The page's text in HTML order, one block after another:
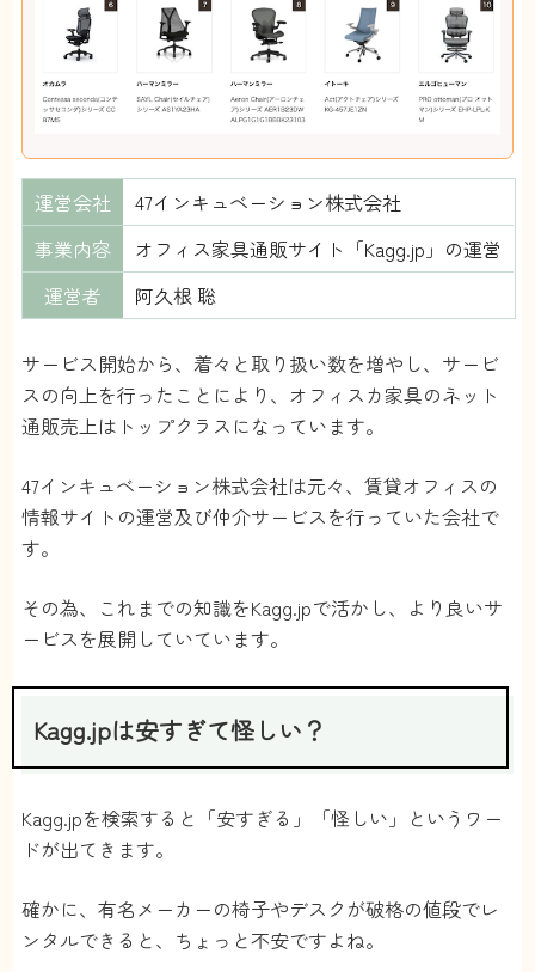
運営会社
47インキュベーション株式会社
事業内容
オフィス家具通販サイト「Kagg.jp」の運営
運営者
阿久根 聡
サービス開始から、着々と取り扱い数を増やし、サービ
スの向上を行ったことにより、オフィスカ家具のネット
通販売上はトップクラスになっています。
47インキュベーション株式会社は元々、賃貸オフィスの
情報サイトの運営及び仲介サービスを行っていた会社で
す。
その為、これまでの知識をKagg.jpで活かし、より良いサ
ービスを展開していています。
Kagg.jpは安すぎて怪しい？
Kagg.jpを検索すると「安すぎる」「怪しい」というワー
ドが出てきます。
確かに、有名メーカーの椅子やデスクが破格の値段でレ
ンタルできると、ちょっと不安ですよね。